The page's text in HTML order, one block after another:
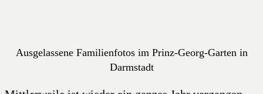
Ausgelassene Familienfotos im Prinz-Georg-Garten in
Darmstadt